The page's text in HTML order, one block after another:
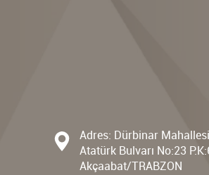
Adres: Dürbinar Mahallesi
Atatürk Bulvarı No:23
Akçaabat/TRABZON